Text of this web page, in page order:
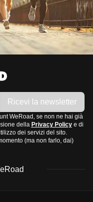
Ricevi la newsletter
WeRoad, se non ne hai già
della Privacy Policye di
dei servizi del sito.
(ma non farlo, dai)